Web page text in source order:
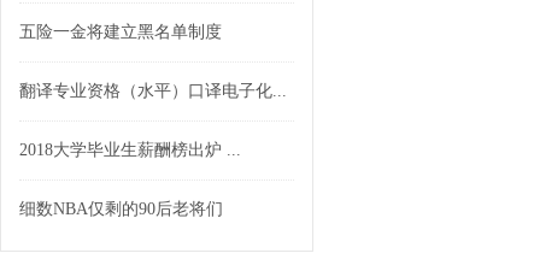
五险一金将建立黑名单制度
翻译专业资格（水平）口译电子化...
2018大学毕业生薪酬榜出炉 ...
细数NBA仅剩的90后老将们